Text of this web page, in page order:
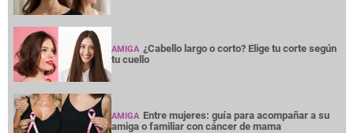
AMIGA ¿Cabello largo o corto? Elige tu corte según
tu cuello
AMIGA Entre mujeres: guía para acompañar a su
amiga o familiar con cáncer de mama